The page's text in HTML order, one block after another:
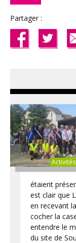
Partager :
étaient
est clair que
en recevant
cocher la
entendre le
du site de